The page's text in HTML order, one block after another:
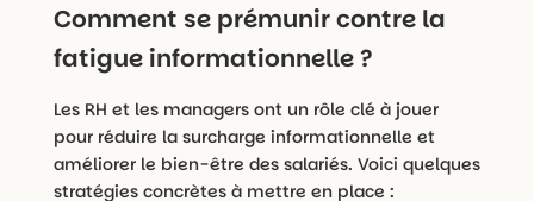
Comment se prémunir contre la
fatigue informationnelle ?
Les RH et les managers ont un rôle clé à jouer
pour réduire la surcharge informationnelle et
améliorer le bien-être des salariés. Voici quelques
stratégies concrètes à mettre en place :